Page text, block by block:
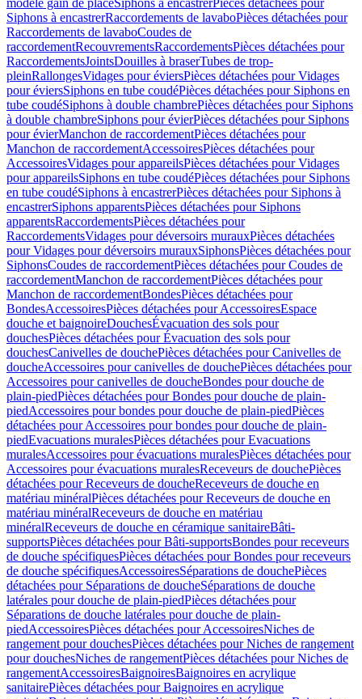
modèle gain de placeSiphons à encastrerPièces détachées pour
Siphons à encastrerRaccordements de lavaboPièces détachées pour
Raccordements de lavaboCoudes de
raccordementRecouvrementsRaccordementsPièces détachées pour
RaccordementsJointsDouilles à braserTubes de trop-
pleinRallongesVidages pour éviersPièces détachées pour Vidages
pour éviersSiphons en tube coudéPièces détachées pour Siphons en
tube coudéSiphons à double chambrePièces détachées pour Siphons
à double chambreSiphons pour évierPièces détachées pour Siphons
pour évierManchon de raccordementPièces détachées pour
Manchon de raccordementAccessoiresPièces détachées pour
AccessoiresVidages pour appareilsPièces détachées pour Vidages
pour appareilsSiphons en tube coudéPièces détachées pour Siphons
en tube coudéSiphons à encastrerPièces détachées pour Siphons à
encastrerSiphons apparentsPièces détachées pour Siphons
apparentsRaccordementsPièces détachées pour
RaccordementsVidages pour déversoirs murauxPièces détachées
pour Vidages pour déversoirs murauxSiphonsPièces détachées pour
SiphonsCoudes de raccordementPièces détachées pour Coudes de
raccordementManchon de raccordementPièces détachées pour
Manchon de raccordementBondesPièces détachées pour
BondesAccessoiresPièces détachées pour AccessoiresEspace
douche et baignoireDouchesÉvacuation des sols pour
douchesPièces détachées pour Évacuation des sols pour
douchesCanivelles de douchePièces détachées pour Canivelles de
doucheAccessoires pour canivelles de douchePièces détachées pour
Accessoires pour canivelles de doucheBondes pour douche de
plain-piedPièces détachées pour Bondes pour douche de plain-
piedAccessoires pour bondes pour douche de plain-piedPièces
détachées pour Accessoires pour bondes pour douche de plain-
piedEvacuations muralesPièces détachées pour Evacuations
muralesAccessoires pour évacuations muralesPièces détachées pour
Accessoires pour évacuations muralesReceveurs de douchePièces
détachées pour Receveurs de doucheReceveurs de douche en
matériau minéralPièces détachées pour Receveurs de douche en
matériau minéralReceveurs de douche en matériau
minéralReceveurs de douche en céramique sanitaireBâti-
supportsPièces détachées pour Bâti-supportsBondes pour receveurs
de douche spécifiquesPièces détachées pour Bondes pour receveurs
de douche spécifiquesAccessoiresSéparations de douchePièces
détachées pour Séparations de doucheSéparations de douche
latérales pour douche de plain-piedPièces détachées pour
Séparations de douche latérales pour douche de plain-
piedAccessoiresPièces détachées pour AccessoiresNiches de
rangement pour douchesPièces détachées pour Niches de rangement
pour douchesNiches de rangementPièces détachées pour Niches de
rangementAccessoiresBaignoiresBaignoires en acrylique
sanitairePièces détachées pour Baignoires en acrylique